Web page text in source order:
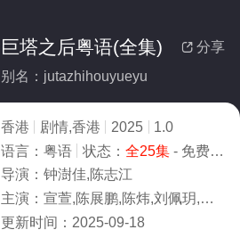
 分享
巨塔之后粤语(全集)
别名：jutazhihouyueyu
香港 剧情,香港 2025
1.0
语言： 粤语 状态： 全25集- 免费在线观看
导演： 钟澍佳,陈志江
主演： 宣萱,陈展鹏,陈炜,刘佩玥,钟镇涛,汤镇业,马国明,萧正楠,吴若希,张颕康,蒋家旻,陈桢怡,冯皓扬,黄庭锋,康华
更新时间： 2025-09-18